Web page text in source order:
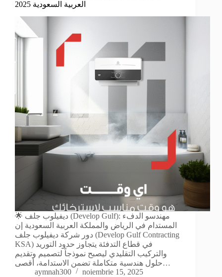
العربية السعودية 2025
🌟 ديفيلوب جلف (Develop Gulf): مهندسو الدفء
المستدام في الرياض والمملكة العربية السعودية إن
دور شركة ديفيلوب جلف (Develop Gulf Contracting
KSA) في قطاع التدفئة يتجاوز حدود التوريد
والتركيب التقليدي ليصبح نموذجاً لتصميم وتقديم
حلول هندسية متكاملة تضمن الاستدامة، أقصى…
aymnah300
noiembrie 15, 2025